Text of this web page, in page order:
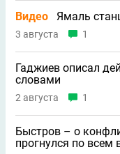
Видео Ямаль
3 августа 1
Гаджиев описал
словами
2 августа 1
Быстров – о
прогнулся по